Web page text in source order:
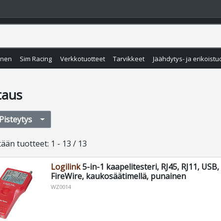
Sim Racing Verkkotuotteet Tarvikkeet Jäähdytys- ja
Pisteytys
tuotteet: 1 - 13 / 13
Logilink5-in-1 kaapelitesteri, RJ45, RJ11, USB,
FireWire, kaukosäätimellä, punainen
WZ0014